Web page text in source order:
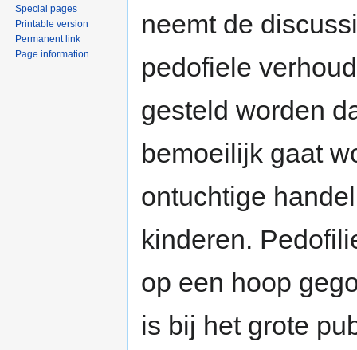
neemt de
pedofiele
gesteld worden
bemoeilijk gaat
ontuchtige
kinderen.
op een hoop
is bij het grote
Special pages
Printable version
Permanent link
Page information